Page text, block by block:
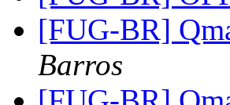
[FUG-BR]
Barros